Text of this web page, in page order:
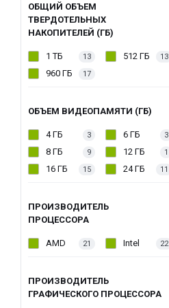
ОБЩИЙ ОБЪЕМ
ТВЕРДОТЕЛЬНЫХ
НАКОПИТЕЛЕЙ (ГБ)
1 ТБ 13 512 ГБ 13
960 ГБ 17
ОБЪЕМ ВИДЕОПАМЯТИ (ГБ)
4 ГБ 3 6 ГБ 3
8 ГБ 9 12 ГБ 1
16 ГБ 15 24 ГБ 11
ПРОИЗВОДИТЕЛЬ
ПРОЦЕССОРА
AMD 21 Intel 22
ПРОИЗВОДИТЕЛЬ
ГРАФИЧЕСКОГО ПРОЦЕССОРА